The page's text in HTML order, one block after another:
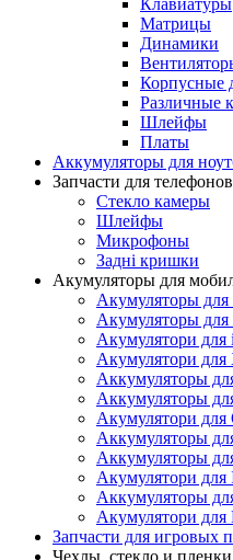
Матрицы
Динамики
Корпусные
Различные
Шлейфы
Платы
Аккумуляторы для
Запчасти для телефонов
Стекло камеры
Шлейфы
Микрофоны
Задні кришки
Акумуляторы для
Акумуляторы для
Акумуляторы для
Акумулятори для
Акумулятори для
Аккумуляторы
Аккумуляторы
Акумулятори для
Аккумуляторы
Аккумуляторы
Акумулятори
Аккумуляторы
Акумулятори для
Запчасти для игровых
Чехлы, стекло и